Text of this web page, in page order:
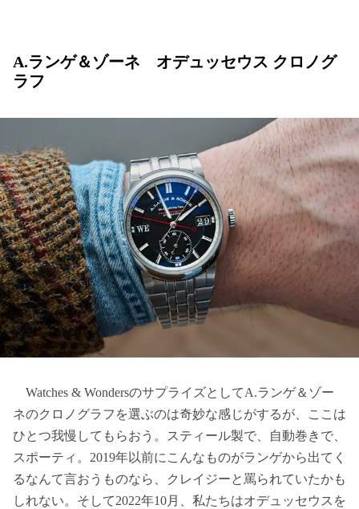
A.ランゲ＆ゾーネ オデュッセウス クロノグ
ラフ
Watches & WondersのサプライズとしてA.ランゲ＆ゾー
ネのクロノグラフを選ぶのは奇妙な感じがするが、ここは
ひとつ我慢してもらおう。スティール製で、自動巻きで、
スポーティ。2019年以前にこんなものがランゲから出てく
るなんて言おうものなら、クレイジーと罵られていたかも
しれない。そして2022年10月、私たちはオデュッセウスを